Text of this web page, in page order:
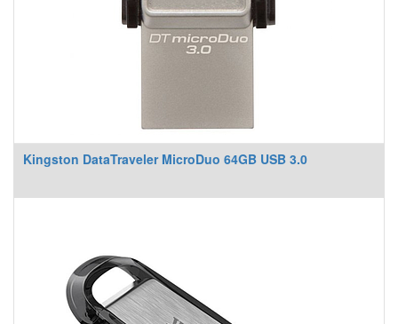
Kingston DataTraveler MicroDuo 64GB USB 3.0